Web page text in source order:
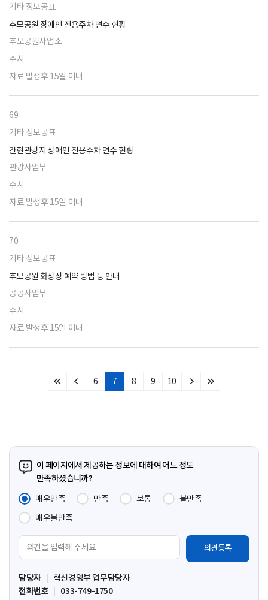
기타 정보공표
추모공원 장애인 전용주차 면수 현황
추모공원사업소
수시
자료 발생후 15일 이내
69
기타 정보공표
간현관광지 장애인 전용주차 면수 현황
관광사업부
수시
자료 발생후 15일 이내
70
기타 정보공표
추모공원 화장장 예약 방법 등 안내
공공사업부
수시
자료 발생후 15일 이내
처
이
6 7 8 9 10
다
마
이 페이지에서 제공하는 정보에 대하여 어느 정도
만족하셨습니까?
매우만족
만족 보통
불만족
매우불만족
견
입
력
담당자
혁신경영부 업무담당자
전화번호
033-749-1750